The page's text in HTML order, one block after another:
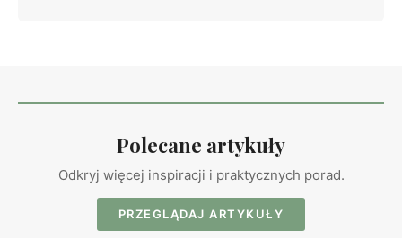
Polecane artykuły
Odkryj więcej inspiracji i praktycznych porad.
PRZEGLĄDAJ ARTYKUŁY